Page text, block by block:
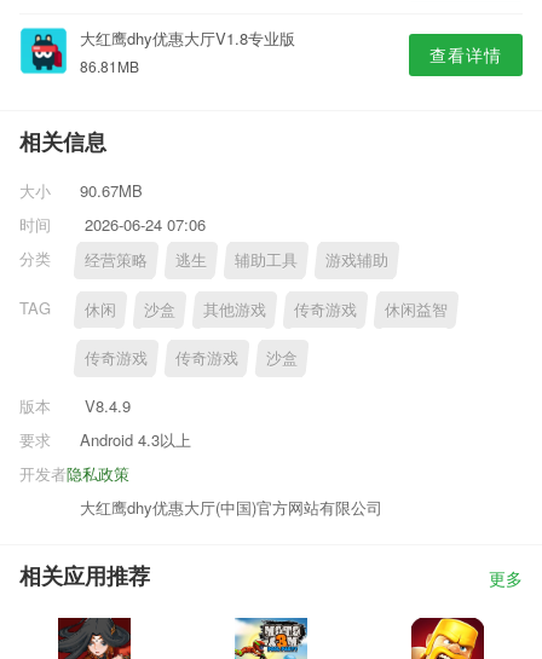
大红鹰dhy优惠大厅V1.8专业版
86.81MB 查看详情
相关信息
大小
90.67MB
时间
2026-06-24 07:06
分类
经营策略 逃生 辅助工具 游戏辅助
TAG 休闲 沙盒 其他游戏 传奇游戏 休闲益智
传奇游戏 传奇游戏 沙盒
版本
V8.4.9
要求
Android 4.3以上
隐私政策
开发者
大红鹰dhy优惠大厅(中国)官方网站有限公司
相关应用推荐 更多